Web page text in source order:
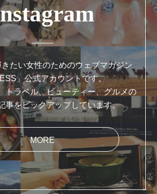
たい女性のためのウェブマガジン
」公式アカウントです。
トラベル、ビューティー、グルメの
事をピックアップしています。
MORE